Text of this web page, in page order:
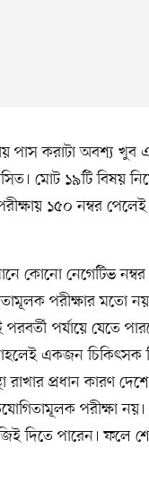
পাস করাটা অবশ্য খুব
মোট ১৯টি বিষয়
১৫০ নম্বর
কোনো নেগেটিভ
পরীক্ষার মতো
পরবর্তী পর্যায়ে যেতে
একজন চিকিৎসক
রাখার প্রধান কারণ
পরীক্ষা
দিতে পারেন। ফলে